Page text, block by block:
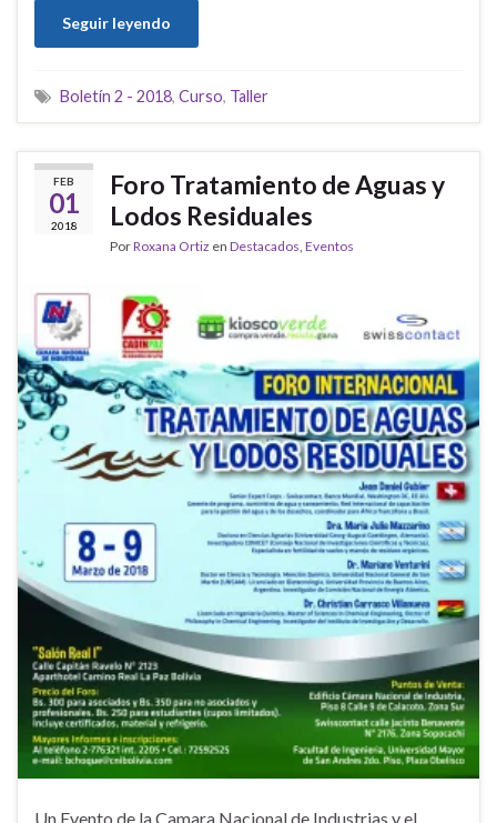
Seguir leyendo
Boletín 2 - 2018, Curso, Taller
FEB
01
2018
Foro Tratamiento de Aguas y
Lodos Residuales
PorRoxana Ortiz en Destacados, Eventos
Un Evento de la Camara Nacional de Industrias y el